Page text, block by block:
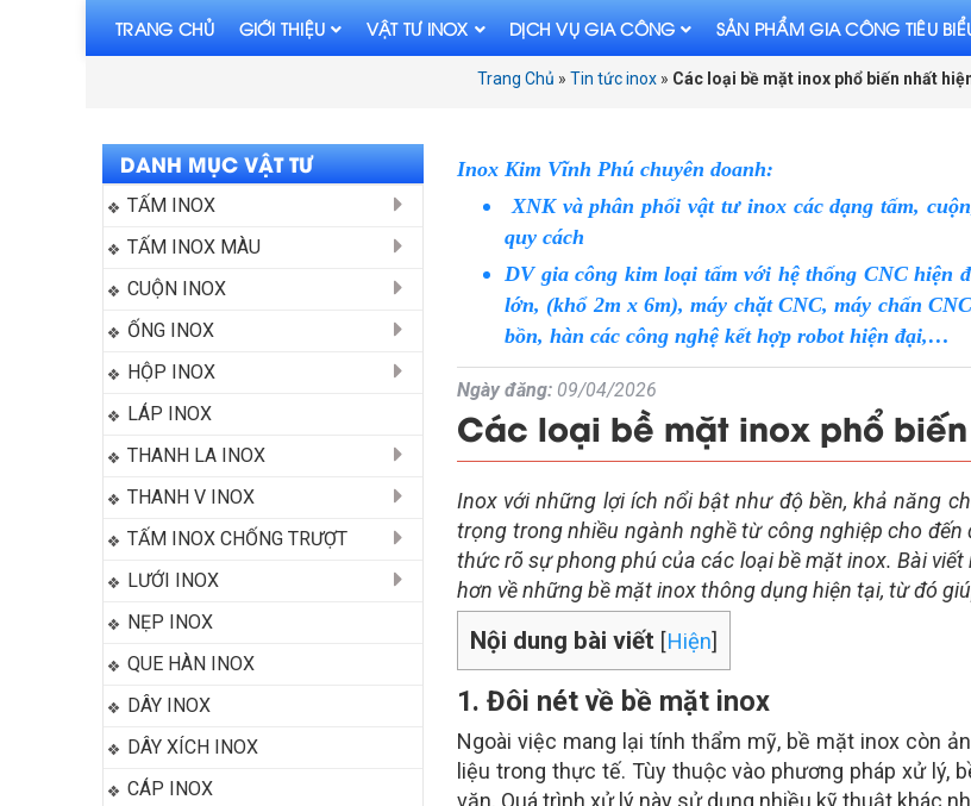
TRANG CHỦ GIỚI THIỆU VẬT TƯ INOX DỊCH VỤ GIA CÔNG SẢN PHẨM GIA CÔNG TIÊU
Trang Chủ » Tin tức inox » Các loại bề mặt inox phổ biến nhất
DANH MỤC VẬT TƯ
TẤM INOX
TẤM INOX MÀU
CUỘN INOX
ỐNG INOX
HỘP INOX
LÁP INOX
THANH LA INOX
THANH V INOX
TẤM INOX CHỐNG TRƯỢT
LƯỚI INOX
NẸP INOX
QUE HÀN INOX
DÂY INOX
DÂY XÍCH INOX
CÁP INOX
Inox Kim Vĩnh Phú chuyên doanh:
XNK và phân phối vật tư inox các dạng tấm,
quy cách
DV gia công kim loại tấm với hệ thống CNC hiện
lớn, (khổ 2m x 6m), máy chặt CNC, máy chấn
bồn, hàn các công nghệ kết hợp robot hiện đại,…
Ngày đăng: 09/04/2026
Các loại bề mặt inox phổ
Inox với những lợi ích nổi bật như độ bền, khả năng
trọng trong nhiều ngành nghề từ công nghiệp cho
thức rõ sự phong phú của các loại bề mặt inox. Bài
hơn về những bề mặt inox thông dụng hiện tại, từ đó
Nội dung bài viết [Hiện]
1. Đôi nét về bề mặt inox
Ngoài việc mang lại tính thẩm mỹ, bề mặt inox còn
liệu trong thực tế. Tùy thuộc vào phương pháp xử lý,
văn. Quá trình xử lý này sử dụng nhiều kỹ thuật khác